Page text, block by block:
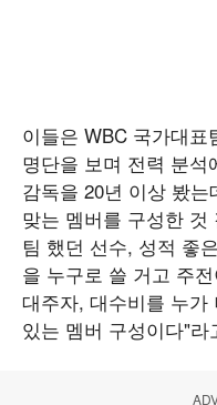
이들은 WBC 국가대
명단을 보며 전력 분석
감독을 20년 이상 봤
맞는 멤버를 구성한
팀 했던 선수, 성적 좋
을 누구로 쓸 거고 주
대주자, 대수비를 누가
있는 멤버 구성이다"라